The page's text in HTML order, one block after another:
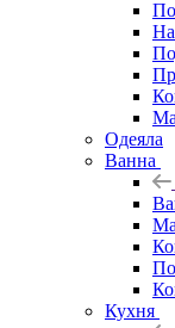
Одеяла
Ванна
Кухня